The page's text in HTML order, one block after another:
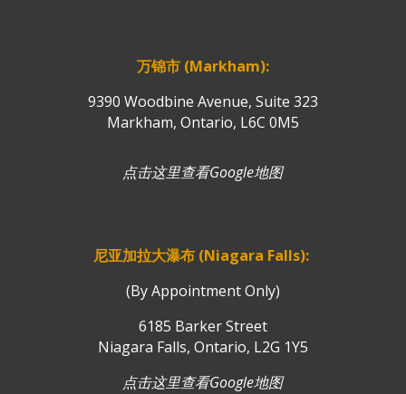
万锦市 (Markham):
9390 Woodbine Avenue, Suite 323
Markham, Ontario, L6C 0M5
点击这里查看Google地图
尼亚加拉大瀑布 (Niagara Falls):
(By Appointment Only)
6185 Barker Street
Niagara Falls, Ontario, L2G 1Y5
点击这里查看Google地图